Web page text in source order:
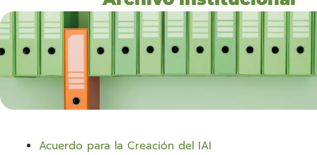
Acuerdo para la Creación del IAI